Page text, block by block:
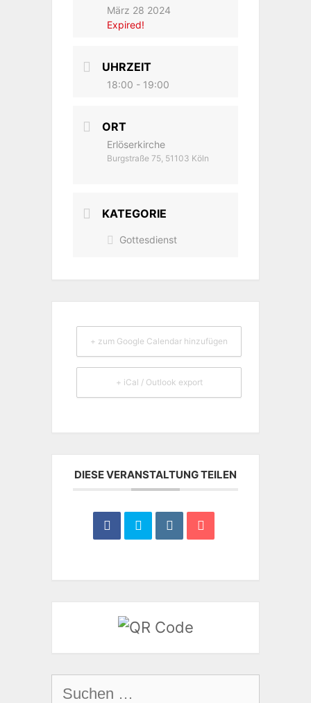
März 28 2024
Expired!
UHRZEIT
18:00 - 19:00
ORT
Erlöserkirche
Burgstraße 75, 51103 Köln
KATEGORIE
Gottesdienst
+ zum Google Calendar hinzufügen
+ iCal / Outlook export
DIESE VERANSTALTUNG TEILEN